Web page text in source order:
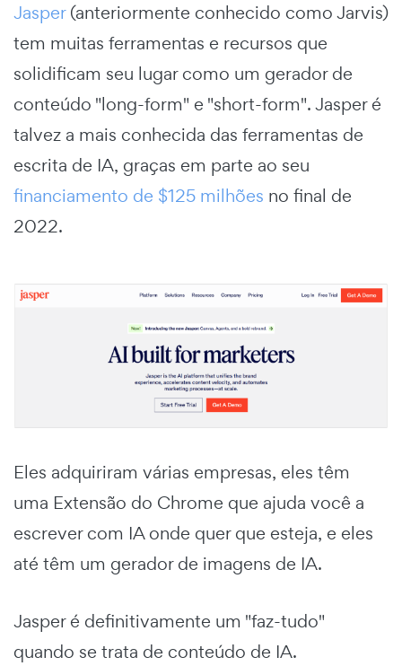
Jasper(anteriormente conhecido como Jarvis)
tem muitas ferramentas e recursos que
solidificam seu lugar como um gerador de
conteúdo "long-form" e "short-form". Jasper é
talvez a mais conhecida das ferramentas de
escrita de IA, graças em parte ao seu
financiamento de $125 milhões no final de
2022.
Eles adquiriram várias empresas, eles têm
uma Extensão do Chrome que ajuda você a
escrever com IA onde quer que esteja, e eles
até têm um gerador de imagens de IA.
Jasper é definitivamente um "faz-tudo"
quando se trata de conteúdo de IA.